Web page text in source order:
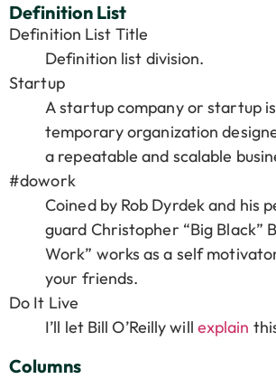
Definition List
Definition List Title
Definition list division.
Startup
A startup company or startup
temporary organization
a repeatable and scalable
#dowork
Coined by Rob Dyrdek and his
guard Christopher “Big Black”
Work” works as a self
your friends.
Do It Live
I’ll let Bill O’Reilly will explain
Columns